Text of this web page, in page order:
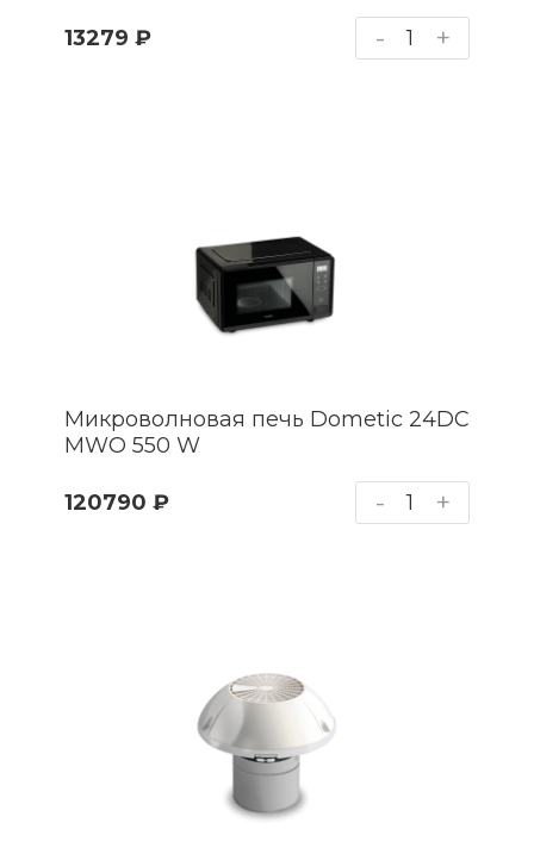
13279 ₽ - +
Микроволновая печь Dometic 24DC
MWO 550 W
120790 ₽ - +